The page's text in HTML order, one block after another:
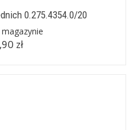
0.275.4354.0/20
magazynie
zł